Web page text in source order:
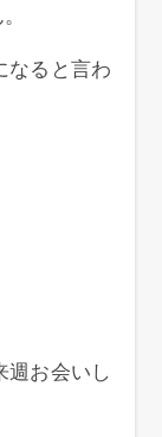
なると言わ
週お会いし